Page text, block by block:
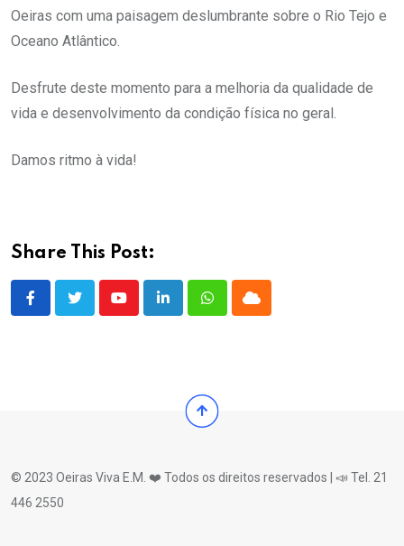
Oeiras com uma paisagem deslumbrante sobre o Rio Tejo e
Oceano Atlântico.
Desfrute deste momento para a melhoria da qualidade de
vida e desenvolvimento da condição física no geral.
Damos ritmo à vida!
Share This Post:
YoutubeLinkedInWhatsappCloud
© 2023 Oeiras Viva E.M. ❤️ Todos os direitos reservados | 📣 Tel. 21
446 2550